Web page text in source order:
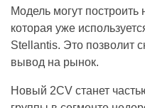
Модель могут
которая уже
Stellantis. Это позволит
вывод на рынок.
Новый 2CV станет